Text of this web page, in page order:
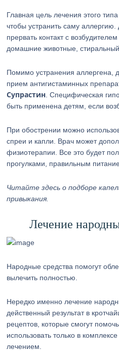
Главная цель лечения этого
чтобы устранить саму
прервать контакт с
домашние животные, стиральный
Помимо устранения аллергена,
прием антигистаминных
Супрастин . Специфическая
быть применена детям, если
При обострении можно
спреи и капли. Врач может
физиотерапии. Все это будет
прогулками, правильным
Читайте здесь о подборе
привыкания.
Лечение
Народные средства помогут
вылечить полностью.
Нередко именно лечение
действенный результат в
рецептов, которые смогут
использовать только в
лечением.